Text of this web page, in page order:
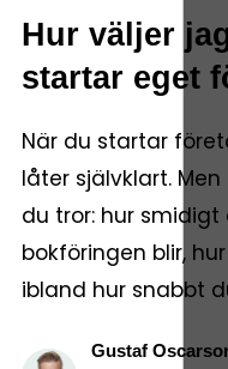
Hur väljer
startar eget
När du startar
låter självklart.
du tror: hur
bokföringen blir,
ibland hur snabbt
Gustaf